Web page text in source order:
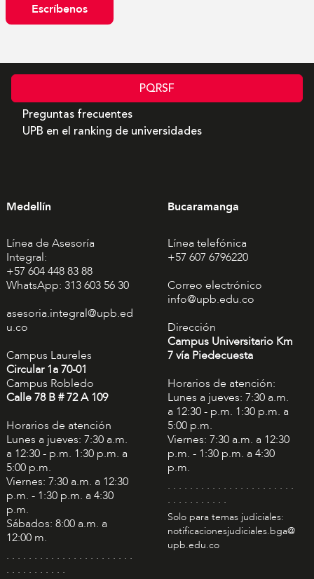
Escríbenos
PQRSF
Preguntas frecuentes
UPB en el ranking de universidades
Medellín
Línea de Asesoría
Integral:
+57 604 448 83 88
WhatsApp: 313 603 56 30
asesoria.integral@upb.ed
u.co
Campus Laureles
Circular 1a 70-01
Campus Robledo
Calle 78 B # 72 A 109
Horarios de atención
Lunes a jueves: 7:30 a.m.
a 12:30 - p.m. 1:30 p.m. a
5:00 p.m.
Viernes: 7:30 a.m. a 12:30
p.m. - 1:30 p.m. a 4:30
p.m.
Sábados: 8:00 a.m. a
12:00 m.
. . . . . . . . . . . . . . . . . . . . . . .
. . . . . . . . . . .
Bucaramanga
Línea telefónica
+57 607 6796220
Correo electrónico
info@upb.edu.co
Dirección
Campus Universitario Km
7 vía Piedecuesta
Horarios de atención:
Lunes a jueves: 7:30 a.m.
a 12:30 - p.m. 1:30 p.m. a
5:00 p.m.
Viernes: 7:30 a.m. a 12:30
p.m. - 1:30 p.m. a 4:30
p.m.
. . . . . . . . . . . . . . . . . . . . . . .
. . . . . . . . . . .
Solo para temas judiciales:
notificacionesjudiciales.bga@
upb.edu.co